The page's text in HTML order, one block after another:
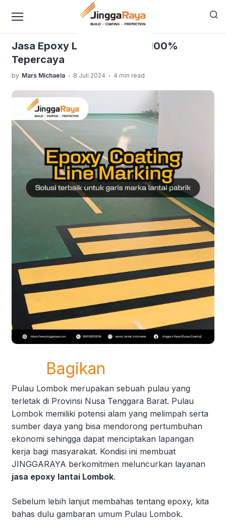
Blog Jinggaraya›Jasa Epoxy Lantai Lombok,
Jasa Epoxy Lantai Lombok, 100%
Tepercaya
by Mars Michaela . 8 Juli 2024 . 4 min read
Bagikan
Pulau Lombok merupakan sebuah pulau yang
terletak di Provinsi Nusa Tenggara Barat. Pulau
Lombok memiliki potensi alam yang melimpah serta
sumber daya yang bisa mendorong pertumbuhan
ekonomi sehingga dapat menciptakan lapangan
kerja bagi masyarakat. Kondisi ini membuat
JINGGARAYA berkomitmen meluncurkan layanan
jasa epoxy lantai Lombok.
Sebelum lebih lanjut membahas tentang epoxy, kita
bahas dulu gambaran umum Pulau Lombok.